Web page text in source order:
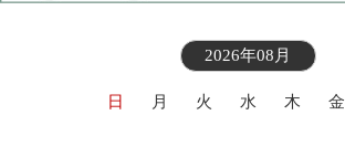
2026年08月
日 月 火 水 木 金